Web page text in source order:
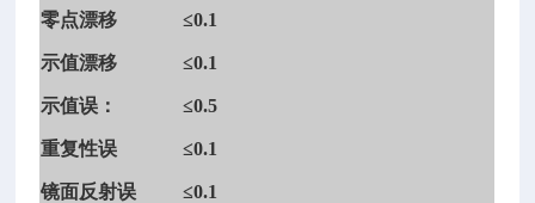
零点漂移 ≤0.1
示值漂移 ≤0.1
示值误： ≤0.5
重复性误 ≤0.1
镜面反射误 ≤0.1